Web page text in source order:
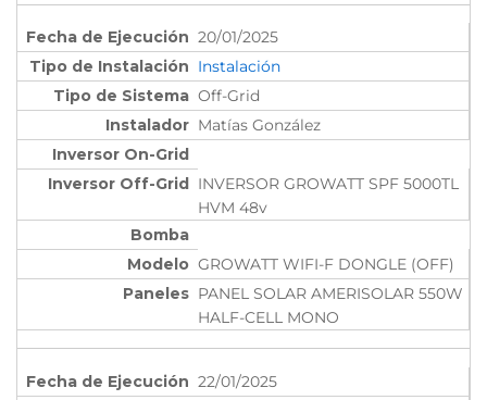
20/01/2025
Instalación
Off-Grid
Matías González
INVERSOR GROWATT SPF 5000TL
HVM 48v
GROWATT WIFI-F DONGLE (OFF)
PANEL SOLAR AMERISOLAR 550W
HALF-CELL MONO
22/01/2025